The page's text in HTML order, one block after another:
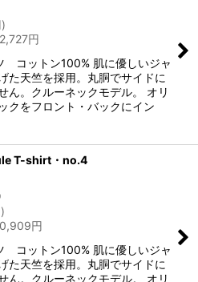
)
円
コットン100% 肌に優しいジャ
た天竺を採用。丸胴でサイドに
ん。クルーネックモデル。 オリ
クをフロント・バックにイン
T-shirt・no.4
)
円
コットン100% 肌に優しいジャ
た天竺を採用。丸胴でサイドに
ん。クルーネックモデル。 オリ